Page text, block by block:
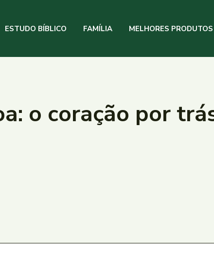
ESTUDO BÍBLICO FAMÍLIA MELHORES PRODUTOS
o coração por